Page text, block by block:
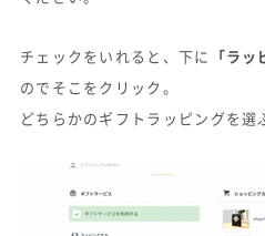
チェックをいれると、下に 「ラ
のでそこをクリック。
どちらかのギフトラッピングを選